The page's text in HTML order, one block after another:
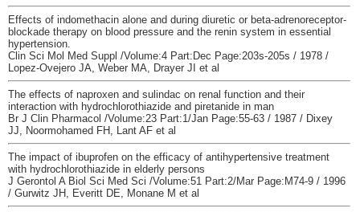
Effects of indomethacin alone and during diuretic or beta-adrenoreceptor-
blockade therapy on blood pressure and the renin system in essential
hypertension.
Clin Sci Mol Med Suppl /Volume:4 Part:Dec Page:203s-205s / 1978 /
Lopez-Ovejero JA, Weber MA, Drayer JI et al
The effects of naproxen and sulindac on renal function and their
interaction with hydrochlorothiazide and piretanide in man
Br J Clin Pharmacol /Volume:23 Part:1/Jan Page:55-63 / 1987 / Dixey
JJ, Noormohamed FH, Lant AF et al
The impact of ibuprofen on the efficacy of antihypertensive treatment
with hydrochlorothiazide in elderly persons
J Gerontol A Biol Sci Med Sci /Volume:51 Part:2/Mar Page:M74-9 / 1996
/ Gurwitz JH, Everitt DE, Monane M et al